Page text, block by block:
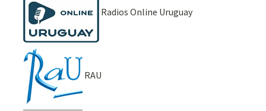
Radios Online Uruguay
RAU